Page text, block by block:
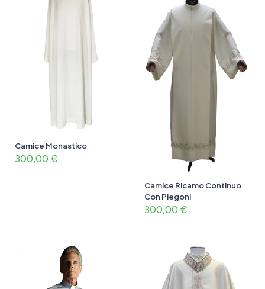
Camice Monastico
300,00 €
Camice Ricamo Continuo
Con Piegoni
300,00 €